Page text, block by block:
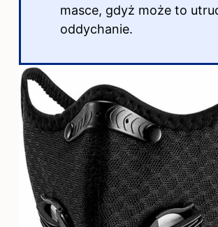
masce, gdyż może to
oddychanie.